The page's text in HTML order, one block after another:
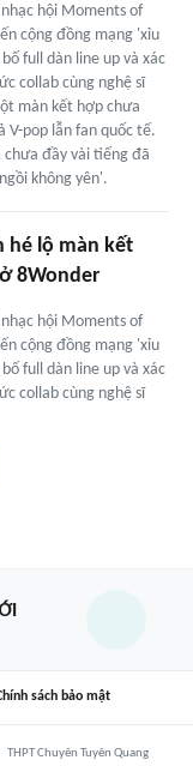
hội Moments of
cộng đồng mạng 'xỉu
full dàn line up và xác
collab cùng nghệ sĩ
màn kết hợp chưa
V-pop lẫn fan quốc tế.
đầy vài tiếng đã
không yên'.
hé lộ màn kết
8Wonder
hội Moments of
cộng đồng mạng 'xỉu
full dàn line up và xác
collab cùng nghệ sĩ
sách bảo mật
THPT Chuyên Tuyên Quang